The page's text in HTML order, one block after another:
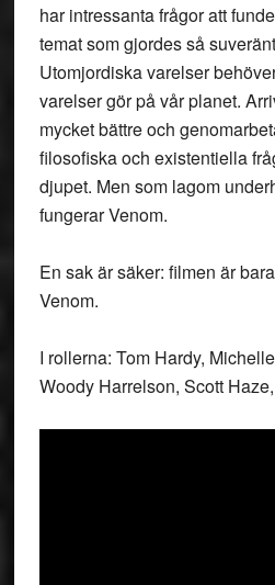
har intressanta frågor att
temat som gjordes så
Utomjordiska varelser
varelser gör på vår planet.
mycket bättre och
filosofiska och existentiella
djupet. Men som lagom
fungerar Venom.
En sak är säker: filmen är
Venom.
I rollerna: Tom Hardy,
Woody Harrelson, Scott